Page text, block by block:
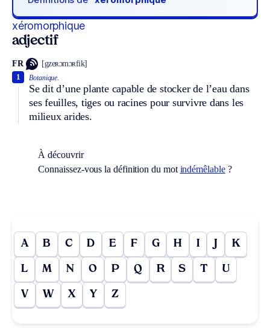
xéromorphique
adjectif
FR [gzeʀɔmɔʀfik]
Botanique.
Se dit d’une plante capable de stocker de l’eau dans
ses feuilles, tiges ou racines pour survivre dans les
milieux arides.
1
À découvrir
Connaissez-vous la définition du mot indémêlable?
A B C D E F G H I J K
L M N O P Q R S T U
V W X Y Z